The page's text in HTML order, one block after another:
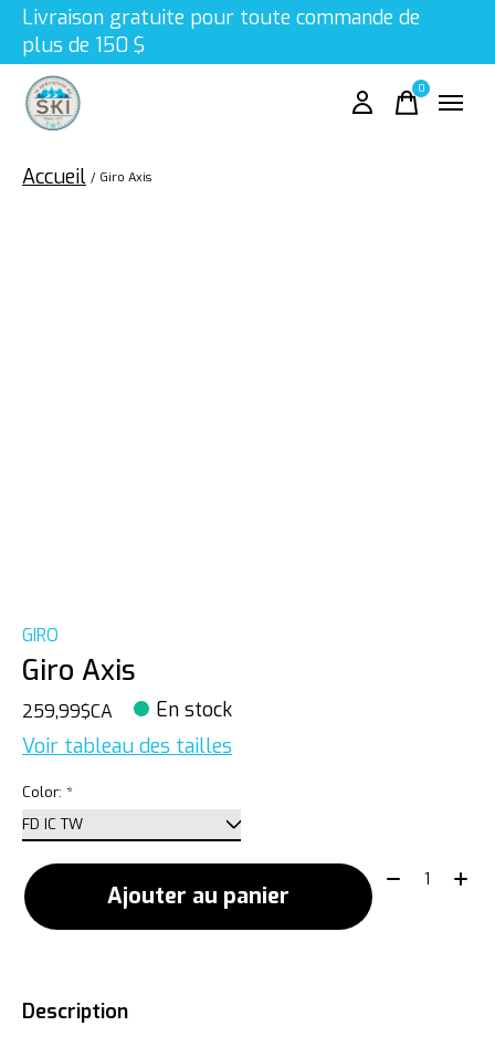
Livraison gratuite pour toute commande de
plus de 150 $
0items
Accueil / Giro Axis
GIRO
Giro Axis
259,99$CA En stock
Voir tableau des tailles
Color: *
Ajouter au panier
Quantité:
Description